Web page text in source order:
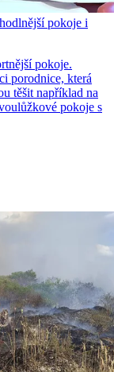
pokoje i
pokoje.
porodnice, která
těšit například na
pokoje s